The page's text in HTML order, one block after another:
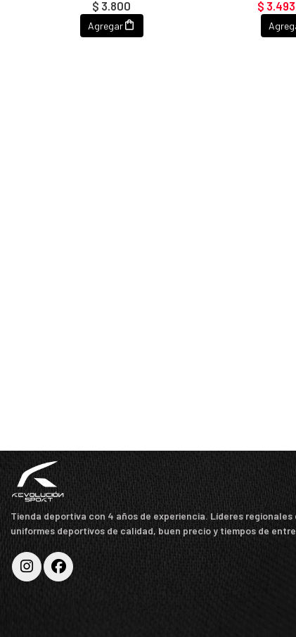
$ 3.800
Agregar
$ 3.493
Tienda deportiva con 4 años de experiencia. Líderes
uniformes deportivos de calidad, buen precio y tiempos de